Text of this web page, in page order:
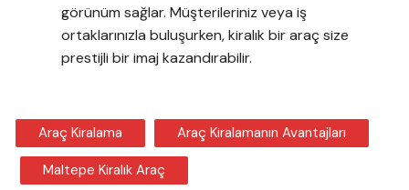
görünüm sağlar. Müşterileriniz veya iş
ortaklarınızla buluşurken, kiralık bir araç size
prestijli bir imaj kazandırabilir.
Araç Kiralama Araç Kiralamanın Avantajları
Maltepe Kiralık Araç